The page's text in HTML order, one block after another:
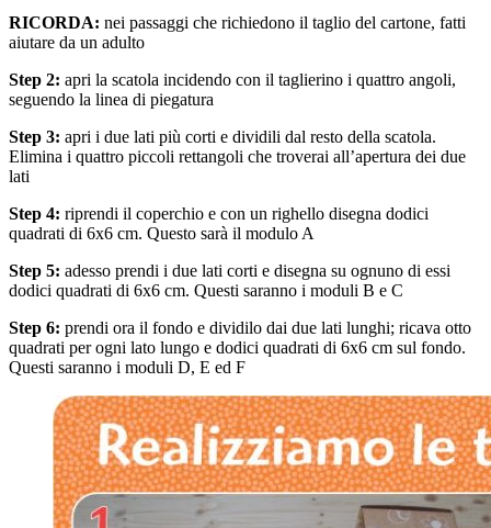
RICORDA: nei passaggi che richiedono il taglio del cartone, fatti
aiutare da un adulto
Step 2: apri la scatola incidendo con il taglierino i quattro angoli,
seguendo la linea di piegatura
Step 3: apri i due lati più corti e dividili dal resto della scatola.
Elimina i quattro piccoli rettangoli che troverai all’apertura dei due
lati
Step 4: riprendi il coperchio e con un righello disegna dodici
quadrati di 6x6 cm. Questo sarà il modulo A
Step 5: adesso prendi i due lati corti e disegna su ognuno di essi
dodici quadrati di 6x6 cm. Questi saranno i moduli B e C
Step 6: prendi ora il fondo e dividilo dai due lati lunghi; ricava otto
quadrati per ogni lato lungo e dodici quadrati di 6x6 cm sul fondo.
Questi saranno i moduli D, E ed F